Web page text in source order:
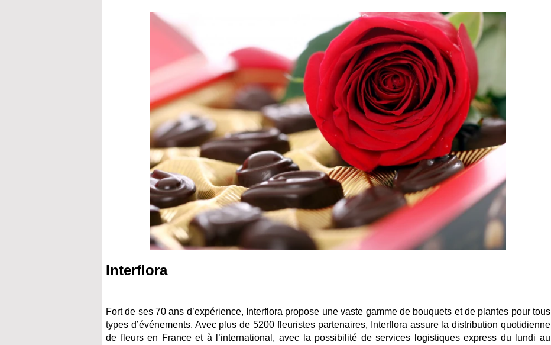
Interflora
Fort de ses 70 ans d’expérience, Interflora propose une vaste gamme de bouquets et de plantes pour tous
types d’événements. Avec plus de 5200 fleuristes partenaires, Interflora assure la distribution quotidienne
de fleurs en France et à l’international, avec la possibilité de services logistiques express du lundi au